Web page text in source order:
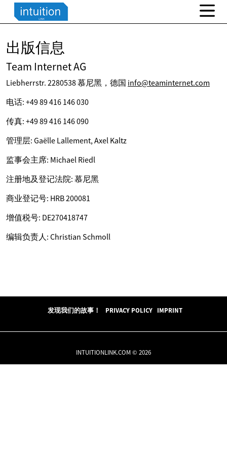
出版信息
Team Internet AG
Liebherrstr. 2280538 慕尼黑，德国 info@teaminternet.com
电话: +49 89 416 146 030
传真: +49 89 416 146 090
管理层: Gaëlle Lallement, Axel Kaltz
监事会主席: Michael Riedl
注册地及登记法院: 慕尼黑
商业登记号: HRB 200081
增值税号: DE270418747
编辑负责人: Christian Schmoll
发现我们的故事！ PRIVACY POLICY IMPRINT
INTUITIONLINK.COM © 2026